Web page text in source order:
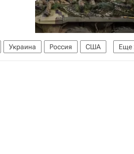
Еще
Украина Россия
США